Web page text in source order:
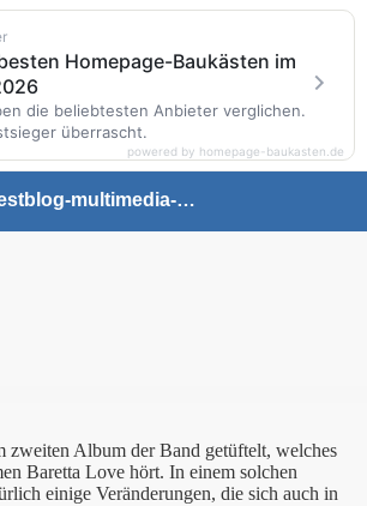
testblog-multimedia-gaming
zweiten Album der Band getüftelt, welches
Baretta Love hört. In einem solchen
einige Veränderungen, die sich auch in
Homepage-Baukästen im
die beliebtesten Anbieter verglichen.
überrascht.
powered by homepage-baukasten.de